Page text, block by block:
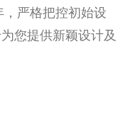
严格把控初始设
您提供新颖设计及